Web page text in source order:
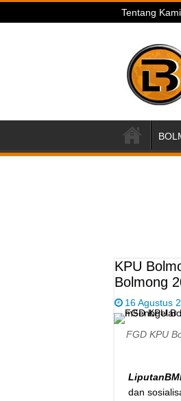
Tentang Kami
KPU
Bolmong
16 Agustus
FGD KPU
dan